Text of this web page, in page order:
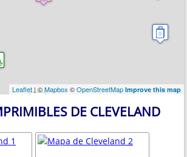
Leaflet | ©Mapbox ©OpenStreetMap Improve this map
DE CLEVELAND